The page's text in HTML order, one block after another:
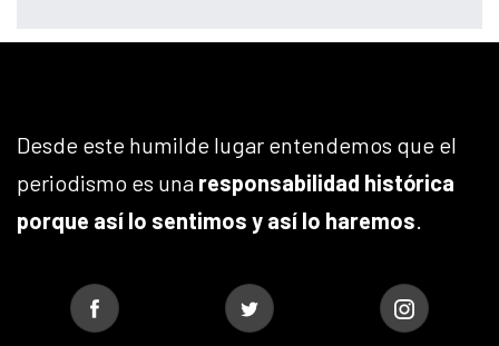
Desde este humilde lugar entendemos que el
periodismo es una responsabilidad histórica
porque así lo sentimos y así lo haremos.